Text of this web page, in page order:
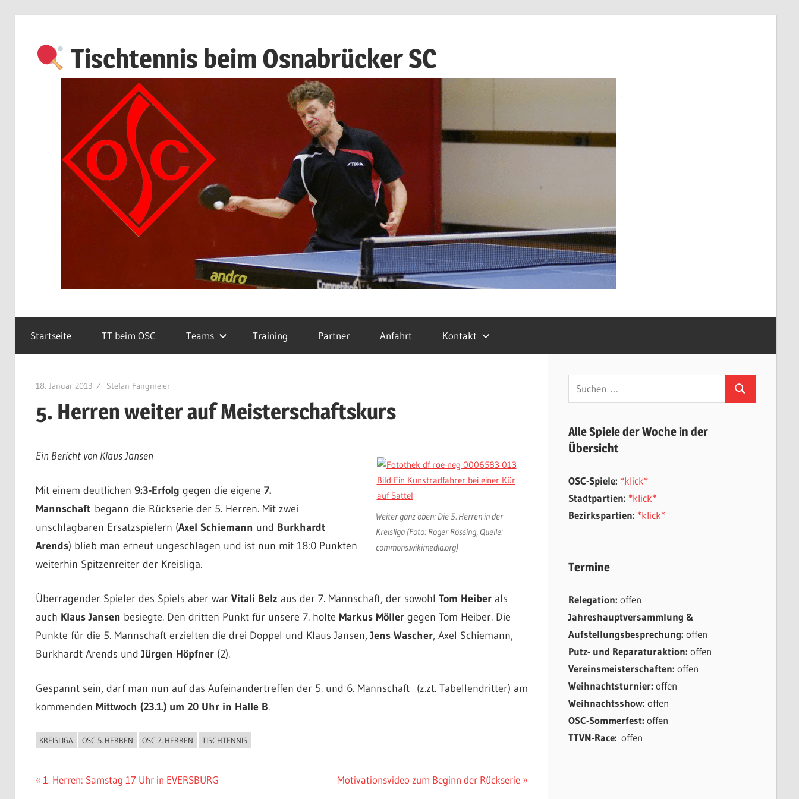
springen
Tischtennis beim Osnabrücker SC
Startseite TT beim OSC Teams Training Partner Anfahrt Kontakt
18. Januar 2013 Stefan Fangmeier
5. Herren weiter auf Meisterschaftskurs
Weiter ganz oben: Die 5. Herren in der
Kreisliga (Foto: Roger Rössing, Quelle:
commons.wikimedia.org)
Ein Bericht von Klaus Jansen
Mit einem deutlichen 9:3-Erfolg gegen die eigene 7.
Mannschaftbegann die Rückserie der 5. Herren. Mit zwei
unschlagbaren Ersatzspielern (Axel Schiemann und Burkhardt
Arends) blieb man erneut ungeschlagen und ist nun mit 18:0 Punkten
weiterhin Spitzenreiter der Kreisliga.
Überragender Spieler des Spiels aber war Vitali Belz aus der 7. Mannschaft, der sowohl Tom Heiberals
auch Klaus Jansen besiegte. Den dritten Punkt für unsere 7. holte Markus Möllergegen Tom Heiber. Die
Punkte für die 5. Mannschaft erzielten die drei Doppel und Klaus Jansen,Jens Wascher, Axel Schiemann,
Burkhardt Arends undJürgen Höpfner(2).
Gespannt sein, darf man nun auf das Aufeinandertreffen der 5. und 6. Mannschaft (z.zt. Tabellendritter) am
kommenden Mittwoch (23.1.) um 20 Uhr in Halle B.
ALLGEMEIN
KREISLIGA OSC 5. HERREN OSC 7. HERREN TISCHTENNIS
Beitragsnavigation
Vorheriger
1. Herren: Samstag 17 Uhr in EVERSBURG
Nächster
Motivationsvideo zum Beginn der Rückserie
Suchen
nach:
Suchen
Alle Spiele der Woche in der
Übersicht
OSC-Spiele: *klick*
Stadtpartien: *klick*
Bezirkspartien: *klick*
Termine
Relegation: offen
Jahreshauptversammlung &
Aufstellungsbesprechung: offen
Putz- und Reparaturaktion: offen
Vereinsmeisterschaften: offen
Weihnachtsturnier: offen
Weihnachtsshow: offen
OSC-Sommerfest: offen
TTVN-Race: offen